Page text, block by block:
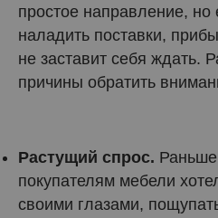
простое направление, но
наладить поставки,
не заставит себя ждать.
причины обратить
Растущий спрос. Раньше
покупателям мебели
своими глазами,